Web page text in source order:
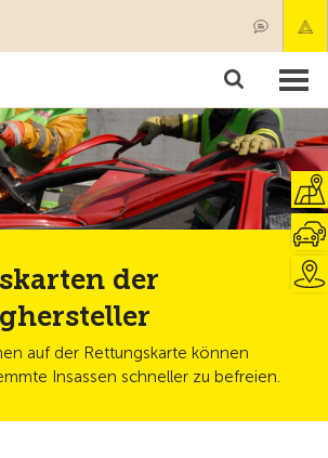
der
auf der Rettungskarte können
Insassen schneller zu befreien.